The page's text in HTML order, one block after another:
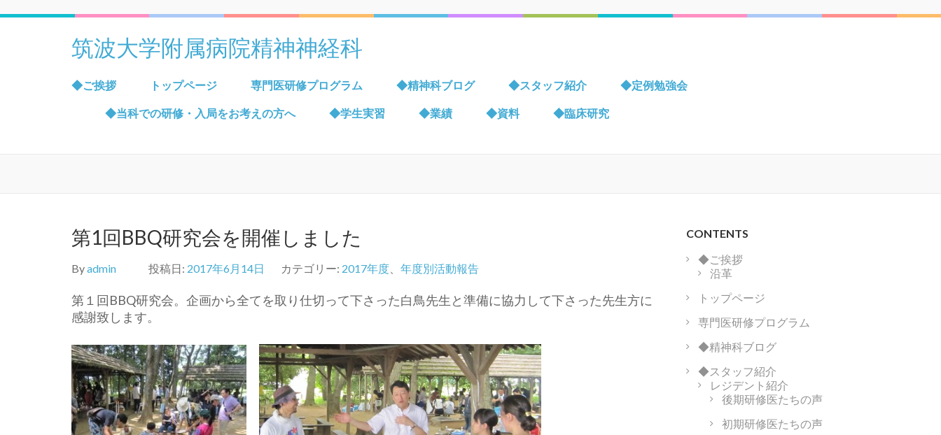
筑波大学附属病院精神神経科
◆ご挨拶 トップページ 専門医研修プログラム ◆精神科ブログ ◆スタッフ紹介 ◆定例勉強会
◆当科での研修・入局をお考えの方へ ◆学生実習 ◆業績 ◆資料 ◆臨床研究
第1回BBQ研究会を開催しました
Byadmin 投稿日: 2017年6月14日 カテゴリー: 2017年度 年度別活動報告
第１回BBQ研究会。企画から全てを取り仕切って下さった白鳥先生と準備に協力して下さった先生方に
感謝致します。
CONTENTS
◆ご挨拶
沿革
トップページ
専門医研修プログラム
◆精神科ブログ
◆スタッフ紹介
レジデント紹介
後期研修医たちの声
初期研修医たちの声